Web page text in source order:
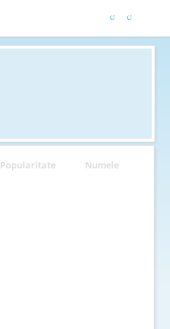
Popularitate Numele